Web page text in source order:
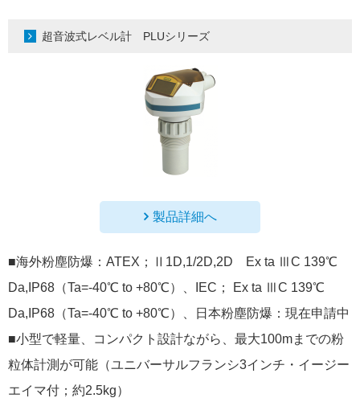
超音波式レベル計 PLUシリーズ
製品詳細へ
■海外粉塵防爆：ATEX；Ⅱ1D,1/2D,2D Ex ta ⅢC 139℃
Da,IP68（Ta=-40℃ to +80℃）、IEC； Ex ta ⅢC 139℃
Da,IP68（Ta=-40℃ to +80℃）、日本粉塵防爆：現在申請中
■小型で軽量、コンパクト設計ながら、最大100mまでの粉
粒体計測が可能（ユニバーサルフランシ3インチ・イージー
エイマ付；約2.5kg）